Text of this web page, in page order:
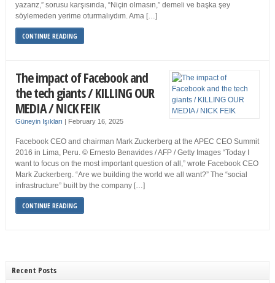
yazarız,” sorusu karşısında, “Niçin olmasın,” demeli ve başka şey
söylemeden yerime oturmalıydım. Ama […]
CONTINUE READING
The impact of Facebook and
the tech giants / KILLING OUR
MEDIA / NICK FEIK
Güneyin Işıkları | February 16, 2025
Facebook CEO and chairman Mark Zuckerberg at the APEC CEO Summit
2016 in Lima, Peru. © Ernesto Benavides / AFP / Getty Images “Today I
want to focus on the most important question of all,” wrote Facebook CEO
Mark Zuckerberg. “Are we building the world we all want?” The “social
infrastructure” built by the company […]
CONTINUE READING
Recent Posts